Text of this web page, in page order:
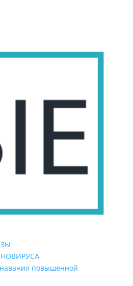
повышенной